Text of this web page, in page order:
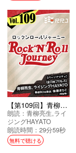
【第109回】青柳亮生とライジングHAYATOのRock’N’Roll Journey
朗読：青柳亮生,ライ
ジングHAYATO
朗読時間：29分59秒
無料で聴ける